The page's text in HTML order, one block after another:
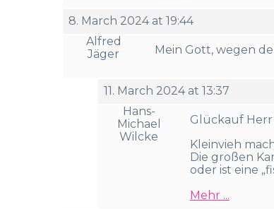
8. March 2024 at 19:44
Alfred
Jäger
Mein Gott, wegen
11. March 2024 at 13:37
Hans-
Michael
Wilcke
Glückauf Herr
Kleinvieh
Die großen
oder ist eine
Mehr ...